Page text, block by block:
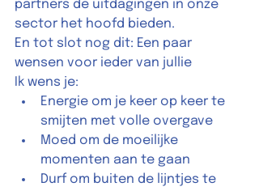
partners de uitdagingen in onze
sector het hoofd bieden.
En tot slot nog dit: Een paar
wensen voor ieder van jullie
Ik wens je:
Energie om je keer op keer te
smijten met volle overgave
Moed om de moeilijke
momenten aan te gaan
Durf om buiten de lijntjes te